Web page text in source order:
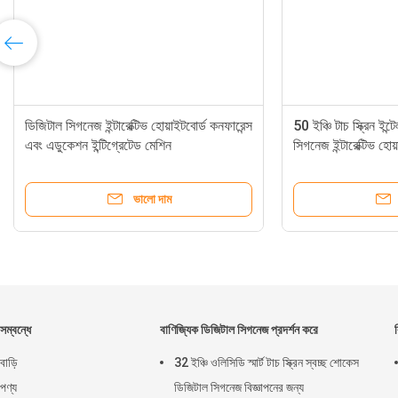
ডিজিটাল সিগনেজ ইন্টারেক্টিভ হোয়াইটবোর্ড কনফারেন্স
এবং এডুকেশন ইন্টিগ্রেটেড মেশিন
ভালো দাম
50 ইঞ্চি টাচ স্ক্রিন
সিগনেজ ইন্টারেক্টিভ
সম্বন্ধে
বাড়ি
পণ্য
বাণিজ্যিক ডিজিটাল সিগনেজ প্রদর্শন করে
32 ইঞ্চি ওলিসিডি স্মার্ট টাচ স্ক্রিন স্বচ্ছ শোকেস
ডিজিটাল সিগনেজ বিজ্ঞাপনের জন্য